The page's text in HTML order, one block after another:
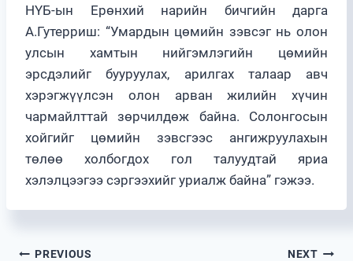
НҮБ-ын Ерөнхий нарийн бичгийн дарга
А.Гутерриш: “Умардын цөмийн зэвсэг нь олон
улсын хамтын нийгэмлэгийн цөмийн
эрсдэлийг бууруулах, арилгах талаар авч
хэрэгжүүлсэн олон арван жилийн хүчин
чармайлттай зөрчилдөж байна. Солонгосын
хойгийг цөмийн зэвсгээс ангижруулахын
төлөө холбогдох гол талуудтай яриа
хэлэлцээгээ сэргээхийг уриалж байна” гэжээ.
PREVIOUS NEXT